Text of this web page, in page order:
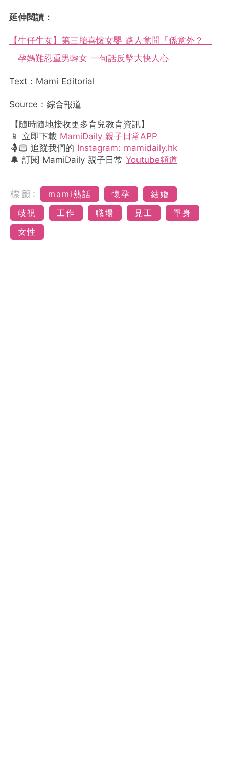
延伸閱讀：
【生仔生女】第三胎喜懷女嬰 路人竟問「係意外？」
孕媽難忍重男輕女 一句話反擊大快人心
Text：Mami Editorial
Source：綜合報道
【隨時隨地接收更多育兒教育資訊】
📱 立即下載 MamiDaily 親子日常APP
🤱🏻 追蹤我們的 Instagram: mamidaily.hk
🔔 訂閱 MamiDaily 親子日常 Youtube頻道
標籤: mami熱話 懷孕
結婚
歧視
工作 職場 見工
單身
女性